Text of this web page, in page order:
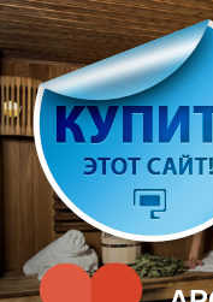
Перейти
к
содержимому